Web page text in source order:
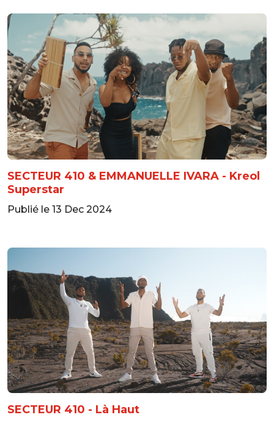
SECTEUR 410 & EMMANUELLE IVARA - Kreol
Superstar
Publié le 13 Dec 2024
SECTEUR 410 - Là Haut